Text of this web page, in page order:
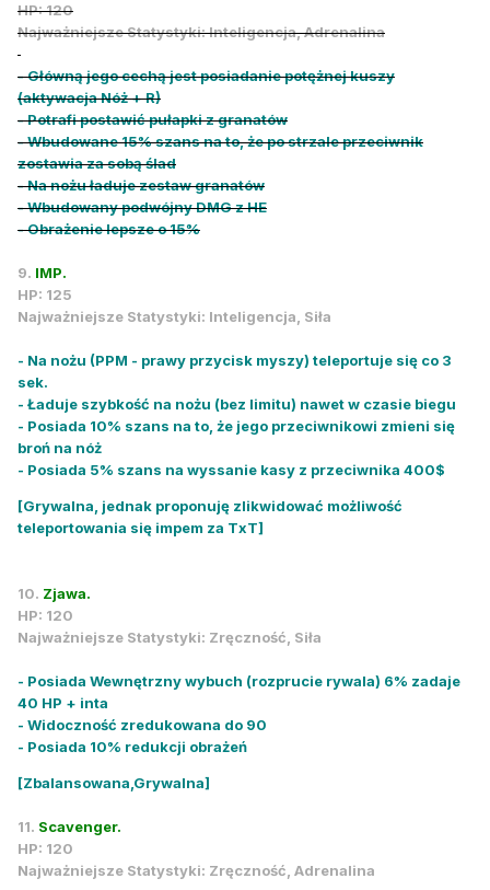
HP: 120
Najważniejsze Statystyki: Inteligencja, Adrenalina
- Główną jego cechą jest posiadanie potężnej kuszy
(aktywacja Nóż + R)
- Potrafi postawić pułapki z granatów
- Wbudowane 15% szans na to, że po strzale przeciwnik
zostawia za sobą ślad
- Na nożu ładuje zestaw granatów
- Wbudowany podwójny DMG z HE
- Obrażenie lepsze o 15%
9. IMP.
HP: 125
Najważniejsze Statystyki: Inteligencja, Siła
- Na nożu (PPM - prawy przycisk myszy) teleportuje się co 3
sek.
- Ładuje szybkość na nożu (bez limitu) nawet w czasie biegu
- Posiada 10% szans na to, że jego przeciwnikowi zmieni się
broń na nóż
- Posiada 5% szans na wyssanie kasy z przeciwnika 400$
[Grywalna, jednak proponuję zlikwidować możliwość
teleportowania się impem za TxT]
10. Zjawa.
HP: 120
Najważniejsze Statystyki: Zręczność, Siła
- Posiada Wewnętrzny wybuch (rozprucie rywala) 6% zadaje
40 HP + inta
- Widoczność zredukowana do 90
- Posiada 10% redukcji obrażeń
[Zbalansowana,Grywalna]
11. Scavenger.
HP: 120
Najważniejsze Statystyki: Zręczność, Adrenalina